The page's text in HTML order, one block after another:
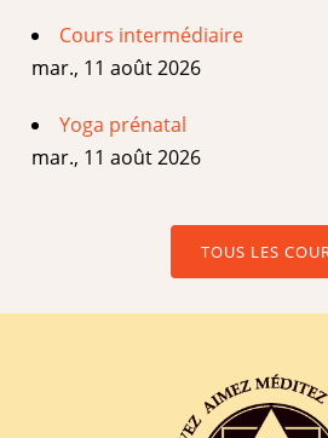
Cours intermédiaire
mar., 11 août 2026
Yoga prénatal
mar., 11 août 2026
TOUS LES